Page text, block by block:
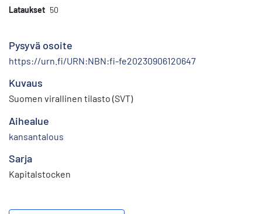
Lataukset 50
Pysyvä osoite
https://urn.fi/URN:NBN:fi-fe20230906120647
Kuvaus
Suomen virallinen tilasto (SVT)
Aihealue
kansantalous
Sarja
Kapitalstocken